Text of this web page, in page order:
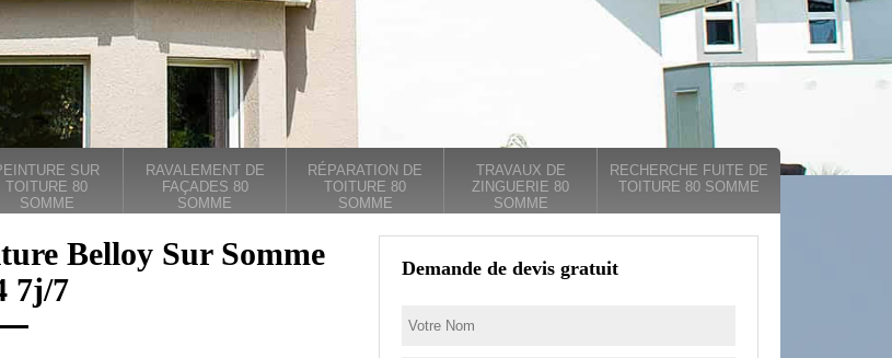
SUR
TOITURE 80
SOMME
RAVALEMENT DE
FAÇADES 80
SOMME
RÉPARATION DE
TOITURE 80
SOMME
TRAVAUX DE
ZINGUERIE 80
SOMME
RECHERCHE FUITE DE
TOITURE 80 SOMME
Belloy Sur Somme
7j/7
Demande de devis gratuit